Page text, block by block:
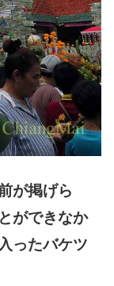
が掲げら
ができなか
ったバケツ